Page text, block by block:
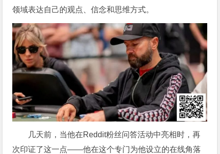
领域表达自己的观点、信念和思维方式。
几天前，当他在Reddit粉丝问答活动中亮相时，再
次印证了这一点——他在这个专门为他设立的在线角落